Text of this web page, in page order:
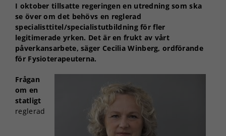
I oktober tillsatte regeringen en utredning som ska
se över om det behövs en reglerad
specialisttitel/specialistutbildning för fler
legitimerade yrken. Det är en frukt av vårt
påverkansarbete, säger Cecilia Winberg, ordförande
för Fysioterapeuterna.
Frågan
om en
statligt
reglerad